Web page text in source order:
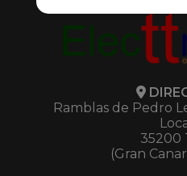
Ramblas de Pedro
35200
(Gran